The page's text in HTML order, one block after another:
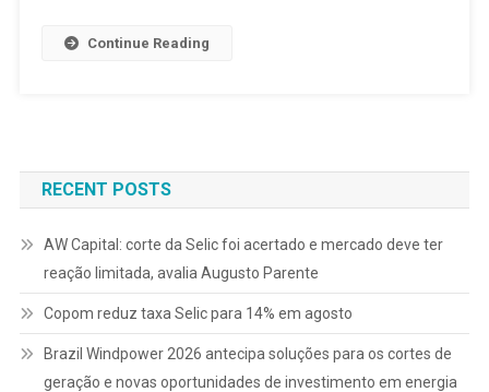
Continue Reading
RECENT POSTS
AW Capital: corte da Selic foi acertado e mercado deve ter
reação limitada, avalia Augusto Parente
Copom reduz taxa Selic para 14% em agosto
Brazil Windpower 2026 antecipa soluções para os cortes de
geração e novas oportunidades de investimento em energia